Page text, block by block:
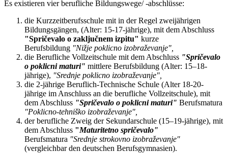
Es existieren vier berufliche Bildungswege/ -abschlüsse:
die Kurzzeitberufsschule mit in der Regel zweijährigen
Bildungsgängen, (Alter: 15-17-jährige), mit dem Abschluss
"Spričevalo o zaključnem izpitu" kurze
Berufsbildung "Nižje poklicno izobraževanje",
die Berufliche Vollzeitschule mit dem Abschluss "Spričevalo
o poklicni maturi" mittlere Berufsbildung (Alter: 15–18-
jährige), "Srednje poklicno izobraževanje",
die 2-jährige Beruflich-Technische Schule (Alter 18-20-
jährige im Anschluss an die berufliche Vollzeitschule), mit
dem Abschluss "Spričevalo o poklicni maturi" Berufsmatura
"Poklicno-tehniško izobraževanje",
der berufliche Zweig der Sekundarschule (15–19-jährige), mit
dem Abschluss "Maturitetno spričevalo"
Berufsmatura "Srednje strokovno izobraževanje"
(vergleichbar den deutschen Berufsgymnasien).